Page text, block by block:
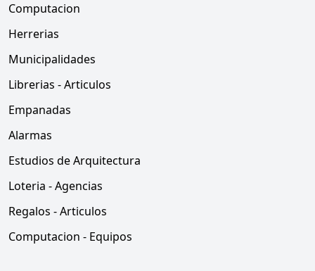
Computacion
Herrerias
Municipalidades
Librerias - Articulos
Empanadas
Alarmas
Estudios de Arquitectura
Loteria - Agencias
Regalos - Articulos
Computacion - Equipos